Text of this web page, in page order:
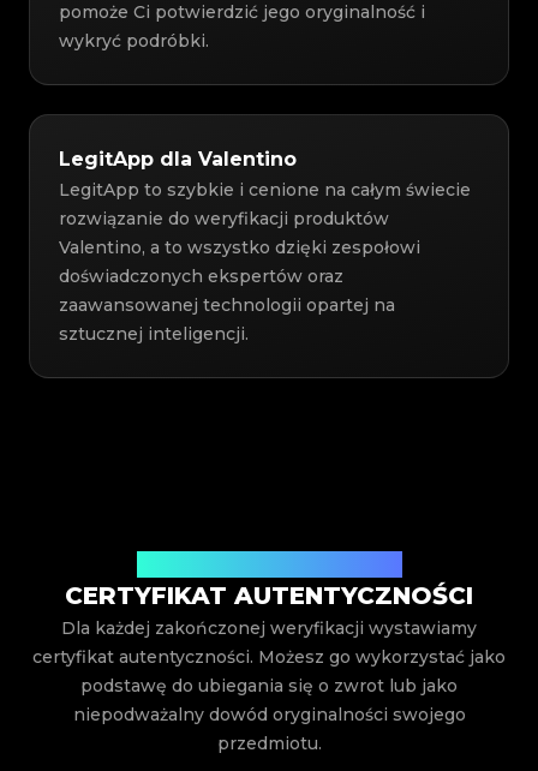
pomoże Ci potwierdzić jego oryginalność i
wykryć podróbki.
LegitApp dla Valentino
LegitApp to szybkie i cenione na całym świecie
rozwiązanie do weryfikacji produktów
Valentino, a to wszystko dzięki zespołowi
doświadczonych ekspertów oraz
zaawansowanej technologii opartej na
sztucznej inteligencji.
CERTYFIKAT AUTENTYCZNOŚCI
Dla każdej zakończonej weryfikacji wystawiamy
certyfikat autentyczności. Możesz go wykorzystać jako
podstawę do ubiegania się o zwrot lub jako
niepodważalny dowód oryginalności swojego
przedmiotu.